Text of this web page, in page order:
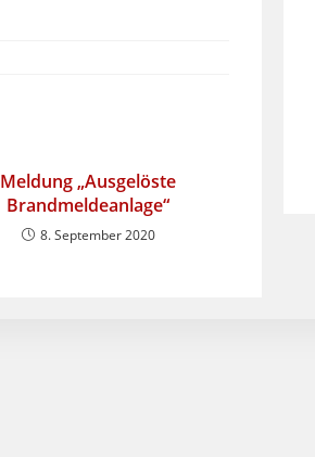
Meldung „Ausgelöste
Brandmeldeanlage“
8. September 2020